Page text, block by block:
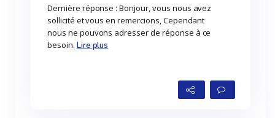
Dernière réponse : Bonjour, vous nous avez
sollicité et vous en remercions, Cependant
nous ne pouvons adresser de réponse à ce
besoin. Lire plus